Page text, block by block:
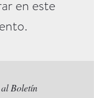
en este
Boletín